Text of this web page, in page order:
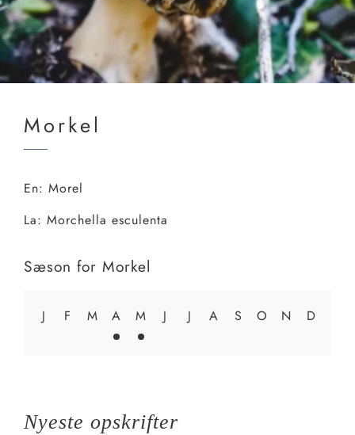
Morkel
En: Morel
La: Morchella esculenta
Sæson for Morkel
J F M A M J J A S O N D
Nyeste opskrifter